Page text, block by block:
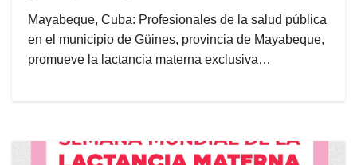
Mayabeque, Cuba: Profesionales de la salud pública
en el municipio de Güines, provincia de Mayabeque,
promueve la lactancia materna exclusiva…